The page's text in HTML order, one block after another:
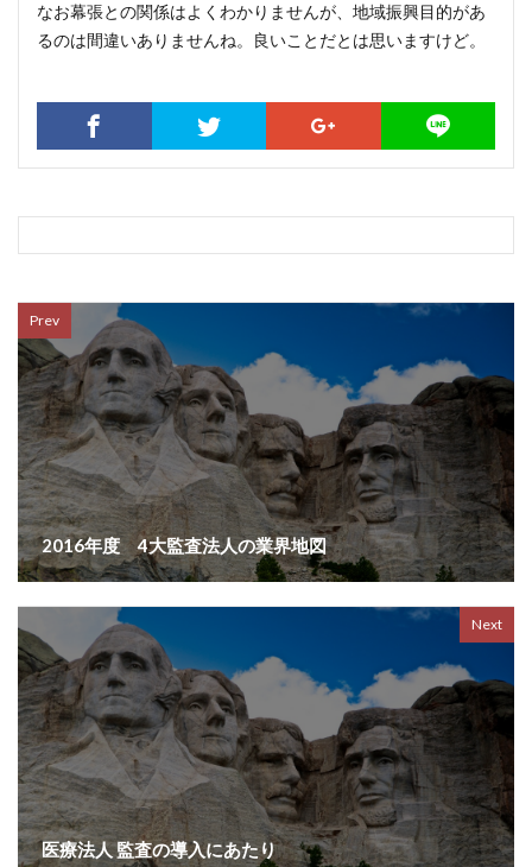
なお幕張との関係はよくわかりませんが、地域振興目的があ
るのは間違いありませんね。良いことだとは思いますけど。
Prev
2016年度 4大監査法人の業界地図
Next
医療法人 監査の導入にあたり